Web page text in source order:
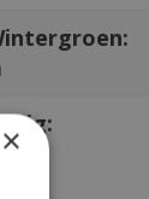
×